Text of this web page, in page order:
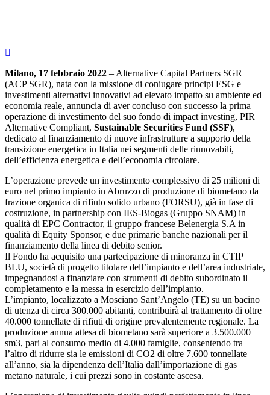
Milano, 17 febbraio 2022 – Alternative Capital Partners SGR
(ACP SGR), nata con la missione di coniugare principi ESG e
investimenti alternativi innovativi ad elevato impatto su ambiente ed
economia reale, annuncia di aver concluso con successo la prima
operazione di investimento del suo fondo di impact investing, PIR
Alternative Compliant, Sustainable Securities Fund (SSF),
dedicato al finanziamento di nuove infrastrutture a supporto della
transizione energetica in Italia nei segmenti delle rinnovabili,
dell’efficienza energetica e dell’economia circolare.
L’operazione prevede un investimento complessivo di 25 milioni di
euro nel primo impianto in Abruzzo di produzione di biometano da
frazione organica di rifiuto solido urbano (FORSU), già in fase di
costruzione, in partnership con IES-Biogas (Gruppo SNAM) in
qualità di EPC Contractor, il gruppo francese Belenergia S.A in
qualità di Equity Sponsor, e due primarie banche nazionali per il
finanziamento della linea di debito senior.
Il Fondo ha acquisito una partecipazione di minoranza in CTIP
BLU, società di progetto titolare dell’impianto e dell’area industriale,
impegnandosi a finanziare con strumenti di debito subordinato il
completamento e la messa in esercizio dell’impianto.
L’impianto, localizzato a Mosciano Sant’Angelo (TE) su un bacino
di utenza di circa 300.000 abitanti, contribuirà al trattamento di oltre
40.000 tonnellate di rifiuti di origine prevalentemente regionale. La
produzione annua attesa di biometano sarà superiore a 3.500.000
sm3, pari al consumo medio di 4.000 famiglie, consentendo tra
l’altro di ridurre sia le emissioni di CO2 di oltre 7.600 tonnellate
all’anno, sia la dipendenza dell’Italia dall’importazione di gas
metano naturale, i cui prezzi sono in costante ascesa.